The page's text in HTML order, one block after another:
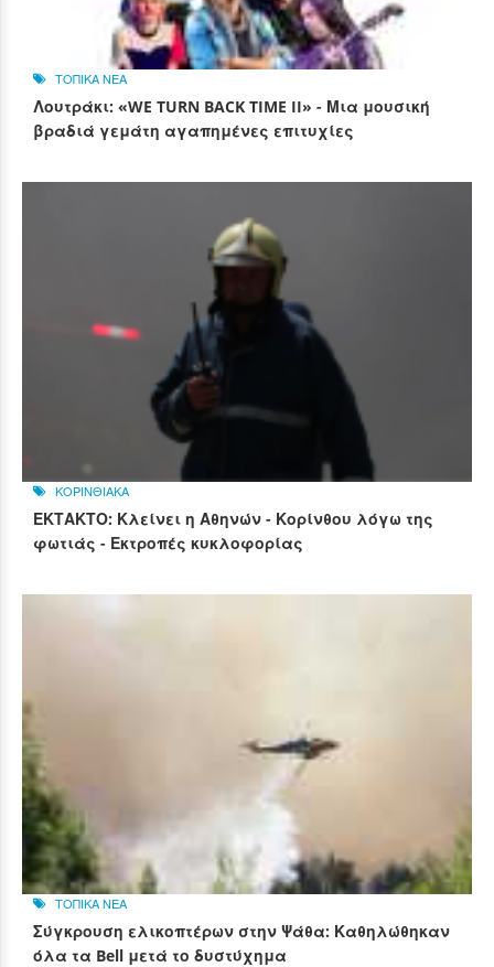
ΤΟΠΙΚΑ ΝΕΑ
Λουτράκι: «WE TURN BACK TIME II» - Μια μουσική
βραδιά γεμάτη αγαπημένες επιτυχίες
ΚΟΡΙΝΘΙΑΚΑ
ΕΚΤΑΚΤΟ: Κλείνει η Αθηνών - Κορίνθου λόγω της
φωτιάς - Εκτροπές κυκλοφορίας
ΤΟΠΙΚΑ ΝΕΑ
Σύγκρουση ελικοπτέρων στην Ψάθα: Καθηλώθηκαν
όλα τα Bell μετά το δυστύχημα